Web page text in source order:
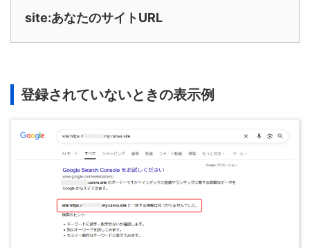
site:あなたのサイトURL
登録されていないときの表示例